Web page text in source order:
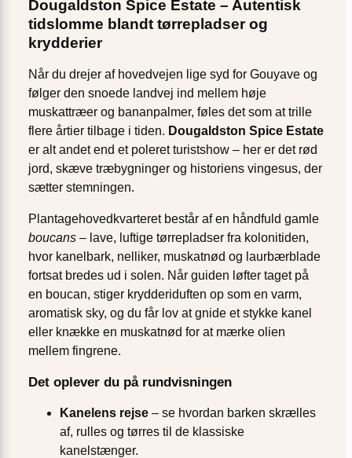
Dougaldston Spice Estate – Autentisk
tidslomme blandt tørrepladser og
krydderier
Når du drejer af hovedvejen lige syd for Gouyave og
følger den snoede landvej ind mellem høje
muskattræer og bananpalmer, føles det som at trille
flere årtier tilbage i tiden. Dougaldston Spice Estate
er alt andet end et poleret turistshow – her er det rød
jord, skæve træbygninger og historiens vingesus, der
sætter stemningen.
Plantagehovedkvarteret består af en håndfuld gamle
boucans – lave, luftige tørrepladser fra kolonitiden,
hvor kanelbark, nelliker, muskatnød og laurbærblade
fortsat bredes ud i solen. Når guiden løfter taget på
en boucan, stiger krydderiduften op som en varm,
aromatisk sky, og du får lov at gnide et stykke kanel
eller knække en muskatnød for at mærke olien
mellem fingrene.
Det oplever du på rundvisningen
Kanelens rejse – se hvordan barken skrælles
af, rulles og tørres til de klassiske
kanelstænger.